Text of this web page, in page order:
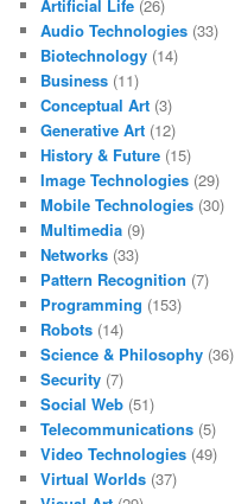
Artificial Life (26)
Audio Technologies (33)
Biotechnology (14)
Business (11)
Conceptual Art (3)
Generative Art (12)
History & Future (15)
Image Technologies (29)
Mobile Technologies (30)
Multimedia (9)
Networks (33)
Pattern Recognition (7)
Programming (153)
Robots (14)
Science & Philosophy (36)
Security (7)
Social Web (51)
Telecommunications (5)
Video Technologies (49)
Virtual Worlds (37)